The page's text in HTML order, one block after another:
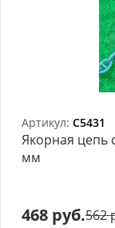
Артикул: C5431
Якорная цепь
мм
468 руб.562